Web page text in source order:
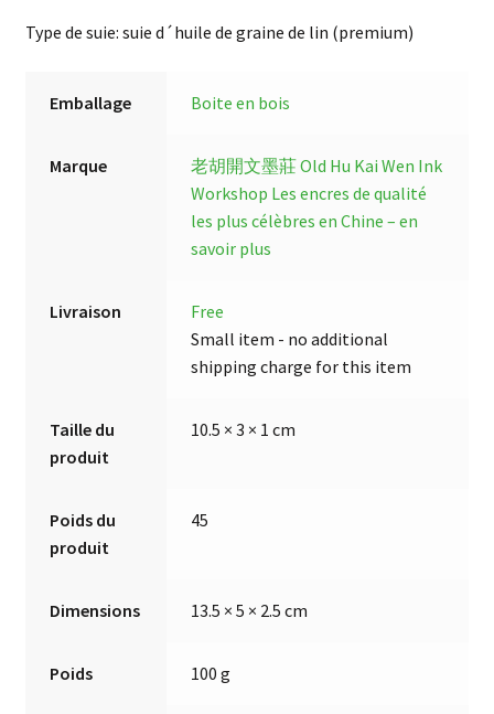
Type de suie: suie d´huile de graine de lin (premium)
Emballage Boite en bois
Marque
老胡開文墨莊 Old Hu Kai Wen Ink
Workshop Les encres de qualité
les plus célèbres en Chine – en
savoir plus
Livraison
Free
Small item - no additional
shipping charge for this item
Taille du
produit
10.5 × 3 × 1 cm
Poids du
produit
45
Dimensions 13.5 × 5 × 2.5 cm
Poids 100 g